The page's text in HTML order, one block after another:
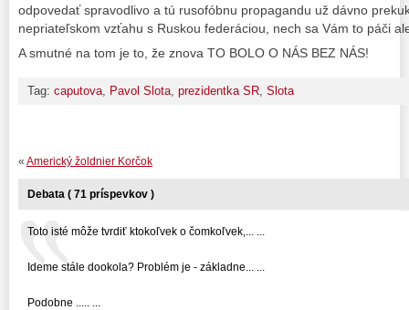
odpovedať spravodlivo a tú rusofóbnu propagandu už dávno
nepriateľskom vzťahu s Ruskou federáciou, nech sa Vám to páči
A smutné na tom je to, že znova TO BOLO O NÁS BEZ NÁS!
Tag: caputova Pavol Slota prezidentka SR Slota
« Americký žoldnier Korčok
Debata ( 71 príspevkov )
Toto isté môže tvrdiť ktokoľvek o čomkoľvek,... ...
Ideme stále dookola? Problém je - základne... ...
Podobne ..... ...